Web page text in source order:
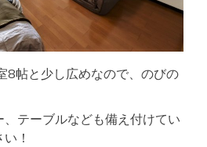
8帖と少し広めなので、のびの
テーブルなども備え付けてい
！